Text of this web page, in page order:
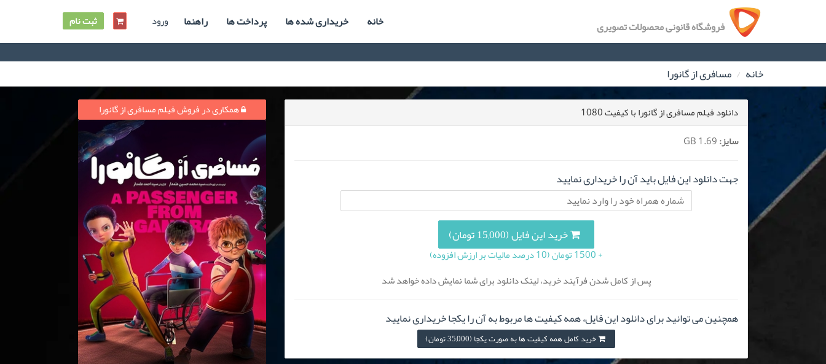
فروشگاه قانونی محصولات تصویری خانه خریداری شده ها پرداخت ها راهنما ورود ثبت نام
خانه مسافری از گانورا
دانلود فیلم مسافری از گانورا با کیفیت 1080
سایز:
جهت دانلود این فایل باید آن را خریداری نمایید
خرید این فایل (15,000 تومان)
+ 1500 تومان (10 درصد مالیات بر ارزش افزوده)
پس از کامل شدن فرآیند خرید، لینک دانلود برای شما نمایش داده خواهد شد
همچنین می توانید برای دانلود این فایل، همه کیفیت ها مربوط به آن را یکجا خریداری نمایید
خرید کامل همه کیفیت ها به صورت یکجا (35,000 تومان)
همکاری در فروش فیلم مسافری از گانورا